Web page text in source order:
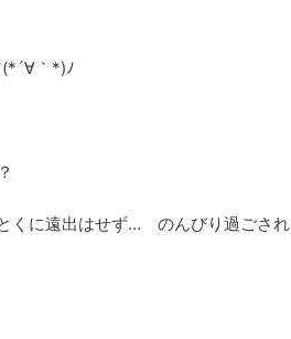
｀*)ﾉ
に遠出はせず… のんびり過ごされ